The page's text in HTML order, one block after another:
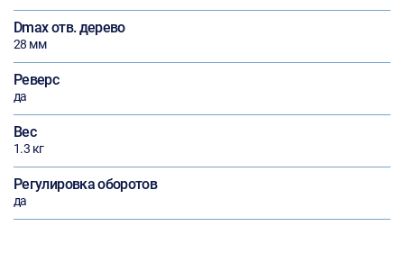
Dmax отв. дерево
28 мм
Реверс
да
Вес
1.3 кг
Регулировка оборотов
да